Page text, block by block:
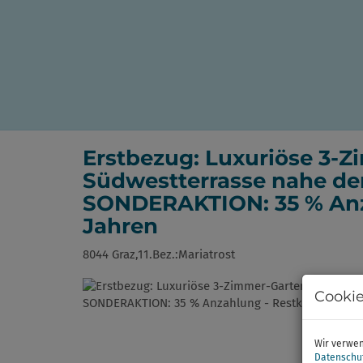
Erstbezug: Luxuriöse 3-
Südwestterrasse nahe
SONDERAKTION: 35 %
Jahren
8044 Graz,11.Bez.:Mariatrost
Wir